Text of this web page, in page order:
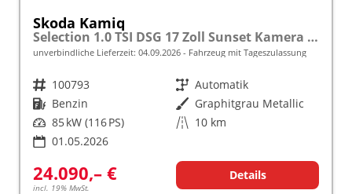
Skoda Kamiq
Selection 1.0 TSI DSG 17 Zoll Sunset Kamera PDC v+h
unverbindliche Lieferzeit: 04.09.2026 Fahrzeug mit Tageszulassung
Fahrzeugnr. 100793 Getriebe Automatik
Kraftstoff Benzin Außenfarbe Graphitgrau Metallic
Leistung 85 kW (116 PS) Kilometerstand 10 km
01.05.2026
24.090,– €
incl. 19% MwSt.
Details